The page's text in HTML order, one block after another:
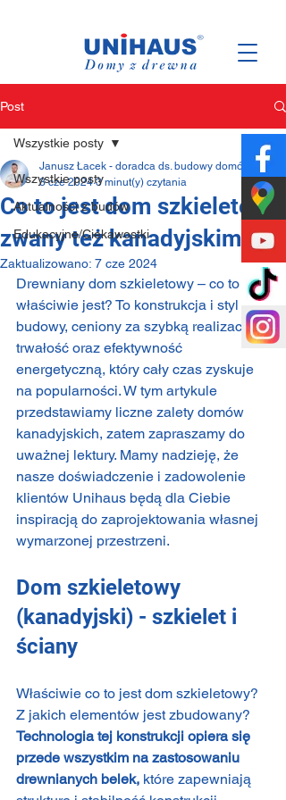
Post
Wszystkie posty
Aktualności z budów
Edukacyjne/Ciekawostki
Wszystkie posty
Co to jest dom szkieletowy
zwany też kanadyjskim?
Janusz Łacek - doradca ds. budowy domów
3 cze 2024 3 minut(y) czytania
Zaktualizowano: 7 cze 2024
Drewniany dom szkieletowy – co to
właściwie jest? To konstrukcja i styl
budowy, ceniony za szybką realizację,
trwałość oraz efektywność
energetyczną, który cały czas zyskuje
na popularności. W tym artykule
przedstawiamy liczne zalety domów
kanadyjskich, zatem zapraszamy do
uważnej lektury. Mamy nadzieję, że
nasze doświadczenie i zadowolenie
klientów Unihaus będą dla Ciebie
inspiracją do zaprojektowania własnej
wymarzonej przestrzeni.
Dom szkieletowy
(kanadyjski) - szkielet i
ściany
Właściwie co to jest dom szkieletowy?
Z jakich elementów jest zbudowany?
Technologia tej konstrukcji opiera się
przede wszystkim na zastosowaniu
drewnianych belek, które zapewniają